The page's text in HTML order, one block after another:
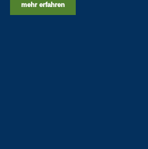
mehr erfahren